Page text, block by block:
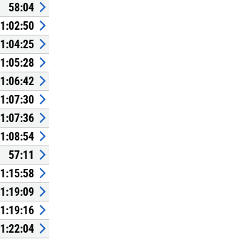
58:04
1:02:50
1:04:25
1:05:28
1:06:42
1:07:30
1:07:36
1:08:54
57:11
1:15:58
1:19:09
1:19:16
1:22:04